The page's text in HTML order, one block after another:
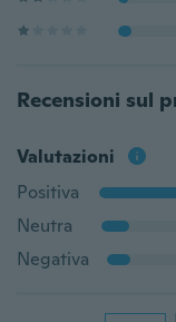
Recensioni sul
Valutazioni
Positiva
Neutra
Negativa